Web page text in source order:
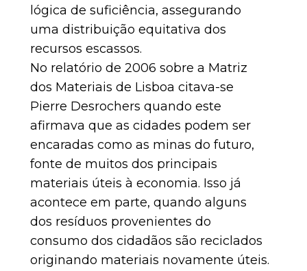
lógica de suficiência, assegurando
uma distribuição equitativa dos
recursos escassos.
No relatório de 2006 sobre a Matriz
dos Materiais de Lisboa citava-se
Pierre Desrochers quando este
afirmava que as cidades podem ser
encaradas como as minas do futuro,
fonte de muitos dos principais
materiais úteis à economia. Isso já
acontece em parte, quando alguns
dos resíduos provenientes do
consumo dos cidadãos são reciclados
originando materiais novamente úteis.